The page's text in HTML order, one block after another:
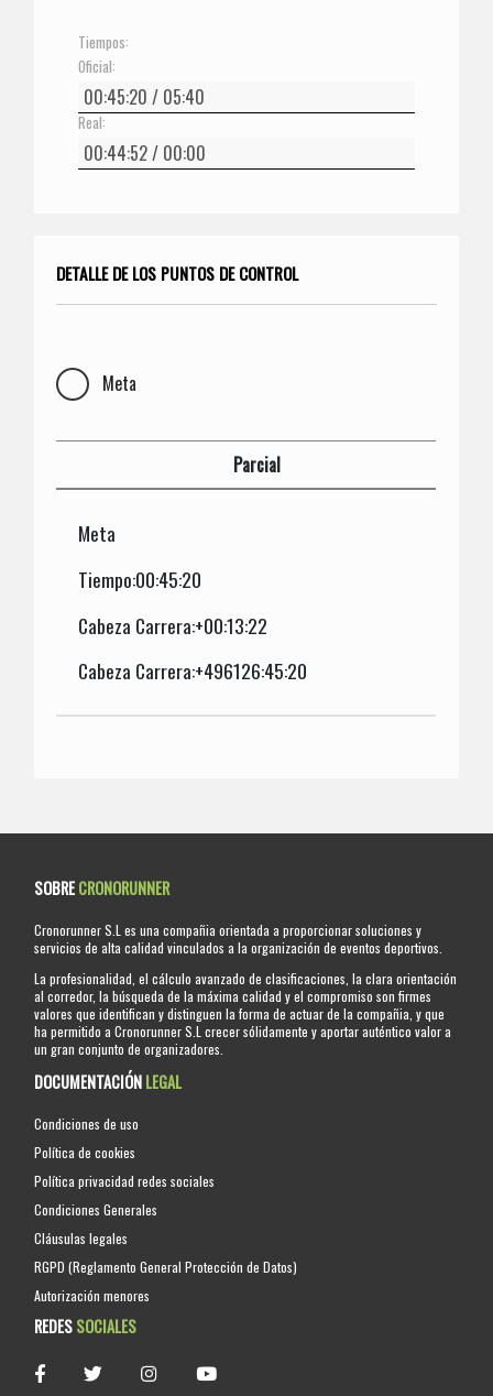
Tiempos:
Oficial:
Real:
DETALLE DE LOS PUNTOS DE CONTROL
Meta
Parcial
Meta
Tiempo:00:45:20
Cabeza Carrera:+00:13:22
Cabeza Carrera:+496126:45:20
SOBRECRONORUNNER
Cronorunner S.L es una compañia orientada a proporcionar soluciones y
servicios de alta calidad vinculados a la organización de eventos deportivos.
La profesionalidad, el cálculo avanzado de clasificaciones, la clara orientación
al corredor, la búsqueda de la máxima calidad y el compromiso son firmes
valores que identifican y distinguen la forma de actuar de la compañia, y que
ha permitido a Cronorunner S.L crecer sólidamente y aportar auténtico valor a
un gran conjunto de organizadores.
DOCUMENTACIÓNLEGAL
Condiciones de uso
Política de cookies
Política privacidad redes sociales
Condiciones Generales
Cláusulas legales
RGPD (Reglamento General Protección de Datos)
Autorización menores
REDESSOCIALES